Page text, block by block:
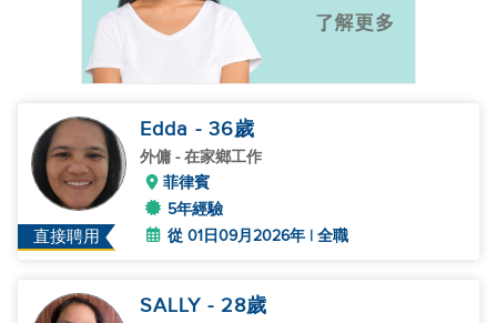
直接聘用
Edda - 36歲
外傭 - 在家鄉工作
菲律賓
5年經驗
從 01日09月2026年 | 全職
SALLY - 28歲